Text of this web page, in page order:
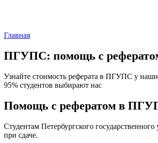
Главная
ПГУПС: помощь с
Узнайте стоимость реферата в ПГУПС у
95% студентов выбирают нас
Помощь с рефератом в
Студентам Петербургского
при сдаче.